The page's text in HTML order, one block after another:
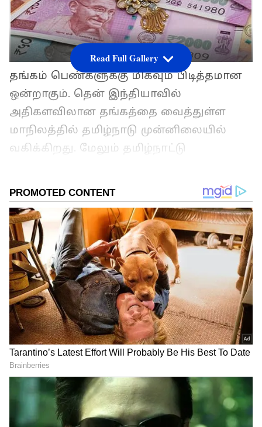
தங்கம் பெண்களுக்கு மிகவும் பிடித்தமான
ஒன்றாகும். தென் இந்தியாவில்
அதிகளவிலான தங்கத்தை வைத்துள்ள
மாநிலத்தில் தமிழ்நாடு முன்னிலையில்
வகிக்கிறது. மேலும் தமிழ்நாட்டு
அறிந்த ஒன்றே. இந்நிலையில், நேற்று
தங்கம் விலை உயர்ந்த நிலையில் இன்று
குறைந்துள்ளது.
ஏசியாநெட் தமிழ்-ஐ உங்கள் முதன்மைத்
தேர்வாக்குங்கள்
Read Full Gallery